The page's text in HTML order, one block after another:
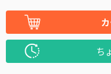
ち